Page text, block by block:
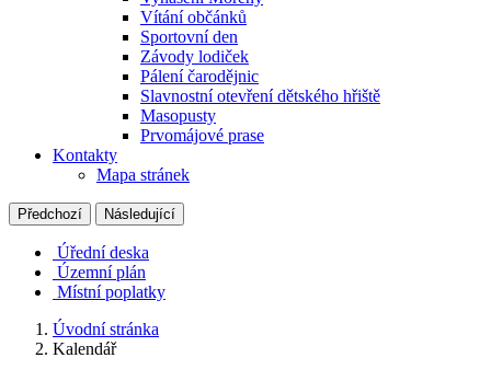
Vítání občánků
Sportovní den
Závody lodiček
Pálení čarodějnic
Slavnostní otevření dětského hřiště
Masopusty
Prvomájové prase
Kontakty
Mapa stránek
Předchozí Následující
Úřední deska
Územní plán
Místní poplatky
Úvodní stránka
Kalendář